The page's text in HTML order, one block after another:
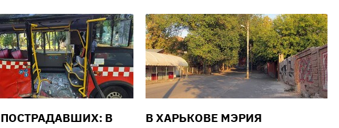
В
В ХАРЬКОВЕ МЭРИЯ